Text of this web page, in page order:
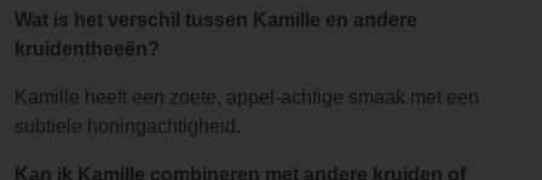
Wat is het verschil tussen Kamille en andere
kruidentheeën?
Kamille heeft een zoete, appel-achtige smaak met een
subtiele honingachtigheid.
Kan ik Kamille combineren met andere kruiden of